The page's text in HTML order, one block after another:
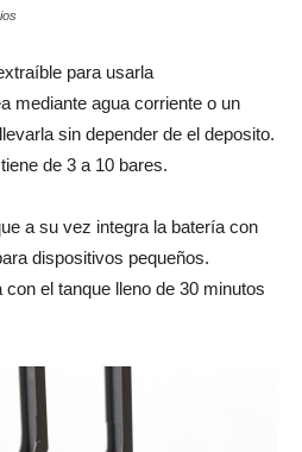
para usarla
mediante agua corriente o un
sin depender de el deposito.
de 3 a 10 bares.
a su vez integra la batería con
dispositivos pequeños.
el tanque lleno de 30 minutos